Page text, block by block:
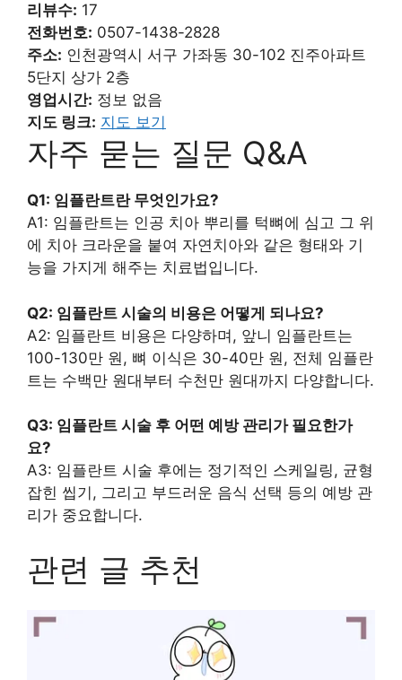
리뷰수: 17
전화번호: 0507-1438-2828
주소: 인천광역시 서구 가좌동 30-102 진주아파트
5단지 상가 2층
영업시간: 정보 없음
지도 링크: 지도 보기
자주 묻는 질문 Q&A
Q1: 임플란트란 무엇인가요?
A1: 임플란트는 인공 치아 뿌리를 턱뼈에 심고 그 위
에 치아 크라운을 붙여 자연치아와 같은 형태와 기
능을 가지게 해주는 치료법입니다.
Q2: 임플란트 시술의 비용은 어떻게 되나요?
A2: 임플란트 비용은 다양하며, 앞니 임플란트는
100-130만 원, 뼈 이식은 30-40만 원, 전체 임플란
트는 수백만 원대부터 수천만 원대까지 다양합니다.
Q3: 임플란트 시술 후 어떤 예방 관리가 필요한가
요?
A3: 임플란트 시술 후에는 정기적인 스케일링, 균형
잡힌 씹기, 그리고 부드러운 음식 선택 등의 예방 관
리가 중요합니다.
관련 글 추천